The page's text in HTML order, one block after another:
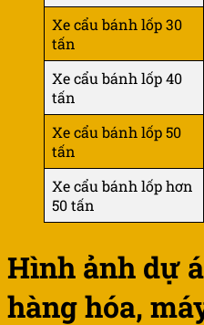
Xe cẩu bánh lốp 30
tấn
Xe cẩu bánh lốp 40
tấn
Xe cẩu bánh lốp 50
tấn
Xe cẩu bánh lốp hơn
50 tấn
Hình ảnh dự
hàng hóa,